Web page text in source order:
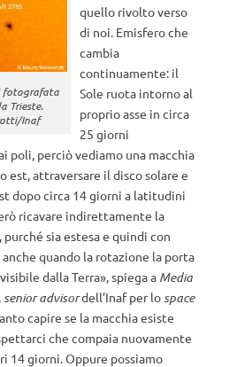
fotografata
Trieste.
Inaf
quello rivolto verso
di noi. Emisfero che
cambia
continuamente: il
Sole ruota intorno al
proprio asse in circa
25 giorni
poli, perciò vediamo una macchia
est, attraversare il disco solare e
dopo circa 14 giorni a latitudini
ricavare indirettamente la
sia estesa e quindi con
quando la rotazione la porta
dalla Terra», spiega a Media
, senior advisordell’Inaf per lo space
capire se la macchia esiste
che compaia nuovamente
14 giorni. Oppure possiamo